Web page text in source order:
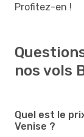
Profitez-en !
nos vols
Quel est le
Venise ?